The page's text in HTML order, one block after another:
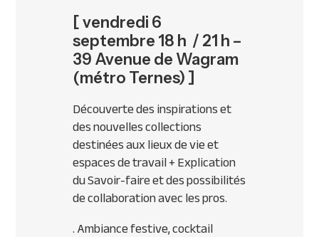
[ vendredi 6
septembre 18 h / 21 h –
39 Avenue de Wagram
(métro Ternes) ]
Découverte des inspirations et
des nouvelles collections
destinées aux lieux de vie et
espaces de travail + Explication
du Savoir-faire et des possibilités
de collaboration avec les pros.
. Ambiance festive, cocktail